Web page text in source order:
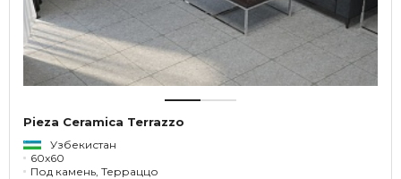
Pieza Ceramica Terrazzo
Узбекистан
60x60
Под камень, Терраццо